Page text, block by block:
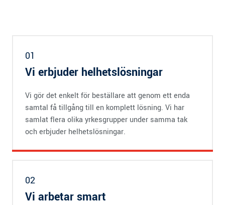
01
Vi erbjuder helhetslösningar
Vi gör det enkelt för beställare att genom ett enda
samtal få tillgång till en komplett lösning. Vi har
samlat flera olika yrkesgrupper under samma tak
och erbjuder helhetslösningar.
02
Vi arbetar smart